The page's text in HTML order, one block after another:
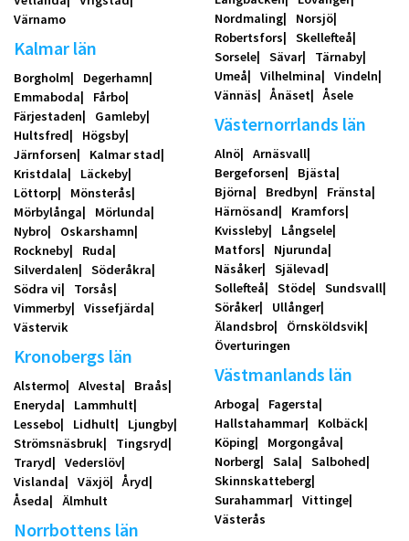
Värnamo
Kalmar län
Borgholm
Degerhamn
Emmaboda
Fårbo
Färjestaden
Gamleby
Hultsfred
Högsby
Järnforsen
Kalmar stad
Kristdala
Läckeby
Löttorp
Mönsterås
Mörbylånga
Mörlunda
Nybro
Oskarshamn
Rockneby
Ruda
Silverdalen
Söderåkra
Södra vi
Torsås
Vimmerby
Vissefjärda
Västervik
Kronobergs län
Alstermo Alvesta
Braås
Eneryda
Lammhult
Lessebo
Lidhult
Ljungby
Strömsnäsbruk
Tingsryd
Traryd
Vederslöv
Vislanda
Växjö
Åryd
Åseda
Älmhult
Norrbottens län
Nordmaling
Norsjö
Robertsfors
Skellefteå
Sorsele
Sävar
Tärnaby
Umeå
Vilhelmina
Vindeln
Vännäs
Ånäset Åsele
Västernorrlands län
Alnö
Arnäsvall
Bergeforsen
Bjästa
Björna
Bredbyn
Fränsta
Härnösand
Kramfors
Kvissleby
Långsele
Matfors
Njurunda
Näsåker
Själevad
Sollefteå
Stöde
Sundsvall
Söråker
Ullånger
Älandsbro
Örnsköldsvik
Överturingen
Västmanlands län
Arboga
Fagersta
Hallstahammar
Kolbäck
Köping
Morgongåva
Norberg
Sala
Salbohed
Skinnskatteberg
Surahammar
Vittinge
Västerås